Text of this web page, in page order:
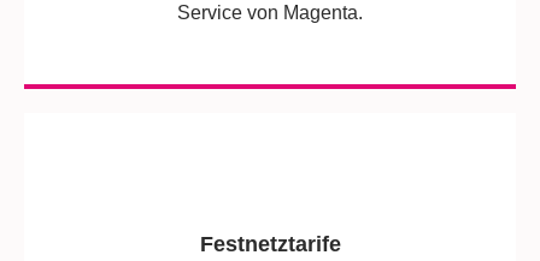
Service von Magenta.
Festnetztarife